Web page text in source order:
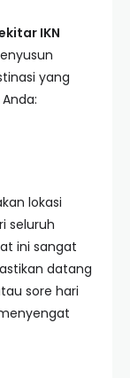
IKN
yang
lokasi
seluruh
ini sangat
datang
sore hari